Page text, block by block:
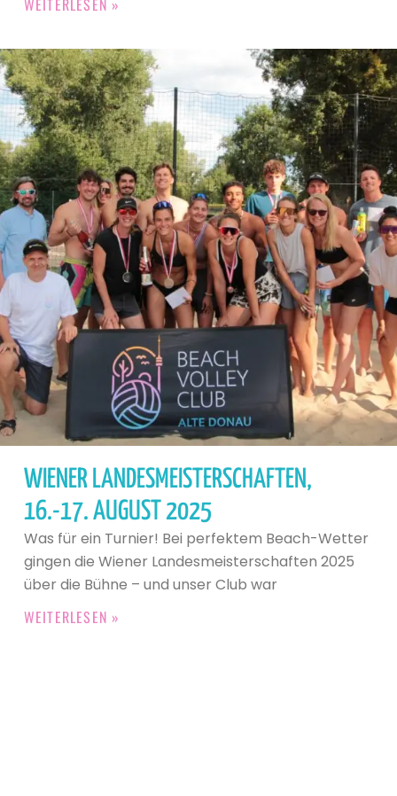
WIENER LANDESMEISTERSCHAFTEN,
16.-17. AUGUST 2025
Was für ein Turnier! Bei perfektem Beach-Wetter
gingen die Wiener Landesmeisterschaften 2025
über die Bühne – und unser Club war
WEITERLESEN »